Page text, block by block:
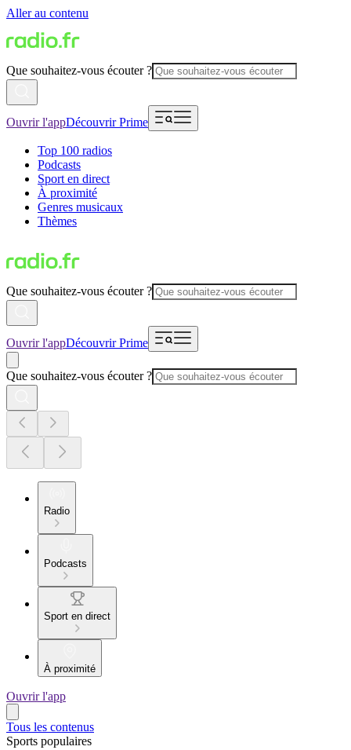
Aller au contenu
Que souhaitez-vous écouter ?
Ouvrir l'appDécouvrir Prime
Top 100 radios
Podcasts
Sport en direct
À proximité
Genres musicaux
Thèmes
Que souhaitez-vous écouter ?
Ouvrir l'appDécouvrir Prime
Que souhaitez-vous écouter ?
Radio
Podcasts
Sport en direct
À proximité
Ouvrir l'app
Tous les contenus
Sports populaires